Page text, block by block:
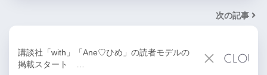
次の記事
講談社「with」「Ane♡ひめ」の読者モデルの
掲載スタート …